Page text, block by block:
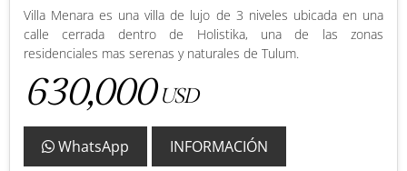
Villa Menara es una villa de lujo de 3 niveles ubicada en una
calle cerrada dentro de Holistika, una de las zonas
residenciales mas serenas y naturales de Tulum.
630,000 USD
WhatsApp INFORMACIÓN